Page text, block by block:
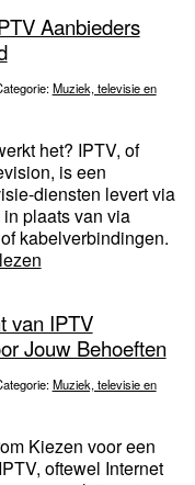
Aanbieders
Muziek, televisie en
het? IPTV, of
is een
diensten levert via
plaats van via
kabelverbindingen.
van IPTV
Jouw Behoeften
Muziek, televisie en
Kiezen voor een
oftewel Internet